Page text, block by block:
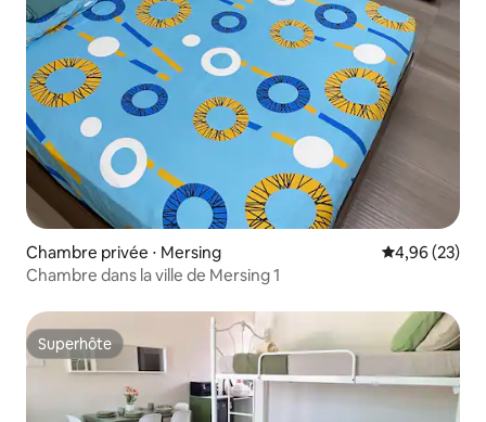
Chambre privée ⋅ Mersing Évaluation
4,96 (23)
Chambre dans la ville de Mersing 1
Superhôte
Superhôte